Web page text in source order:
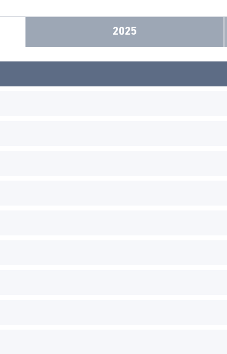
2025